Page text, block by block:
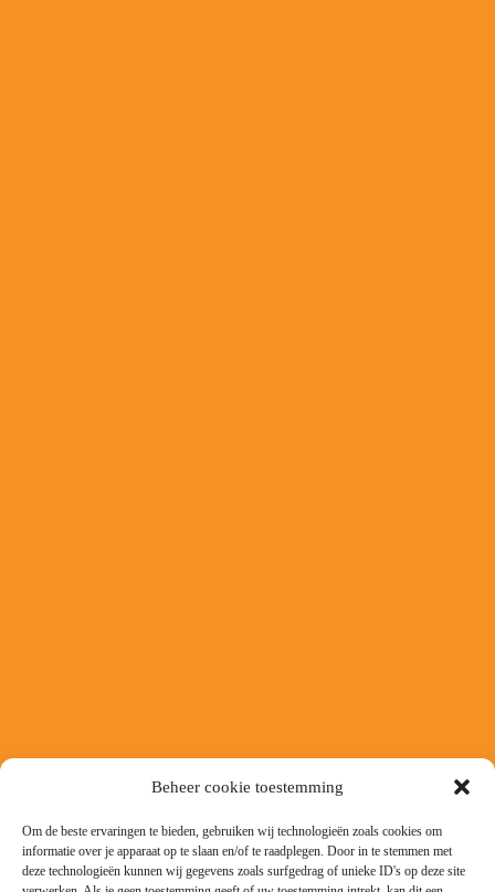
Beheer cookie toestemming
Om de beste ervaringen te bieden, gebruiken wij technologieën zoals cookies om
informatie over je apparaat op te slaan en/of te raadplegen. Door in te stemmen met
deze technologieën kunnen wij gegevens zoals surfgedrag of unieke ID's op deze site